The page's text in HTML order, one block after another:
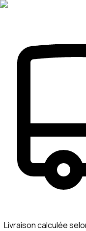
Livraison calculée